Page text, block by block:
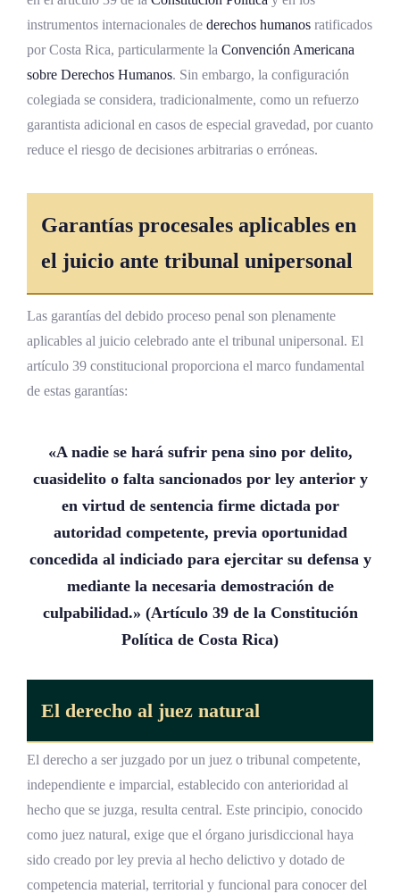
La transparencia digital y el acceso a la
Preguntas frecuentes sobre las causas
penales en tribunales unipersonales
¿Qué es un tribunal penal unipersonal en
Costa Rica?
¿Qué delitos conoce un juez penal
unipersonal?
¿Cuáles son las fases del proceso penal ante
¿Qué garantías procesales se aplican en el
juicio ante tribunal unipersonal?
¿Se puede recurrir la sentencia dictada por
un tribunal penal unipersonal?
unipersonal y uno colegiado en materia
penal?
¿Es necesario contar con un abogado en un
proceso penal ante tribunal unipersonal?
¿Qué protecciones existen para las víctimas
y testigos en el proceso ante tribunal
unipersonal?
¿Cómo se determina la competencia
¿Qué medidas alternativas al juicio pueden
aplicarse en causas ante tribunal
unipersonal?
Conclusiones sobre las causas penales en
tribunales unipersonales en Costa Rica
Referencias Bibliográficas
instrumentos internacionales de derechos humanos ratificados
por Costa Rica, particularmente la Convención Americana
sobre Derechos Humanos. Sin embargo, la configuración
colegiada se considera, tradicionalmente, como un refuerzo
garantista adicional en casos de especial gravedad, por cuanto
reduce el riesgo de decisiones arbitrarias o erróneas.
Garantías procesales aplicables en
el juicio ante tribunal unipersonal
Las garantías del debido proceso penal son plenamente
aplicables al juicio celebrado ante el tribunal unipersonal. El
artículo 39 constitucional proporciona el marco fundamental
de estas garantías:
«A nadie se hará sufrir pena sino por delito,
cuasidelito o falta sancionados por ley anterior y
en virtud de sentencia firme dictada por
autoridad competente, previa oportunidad
concedida al indiciado para ejercitar su defensay
mediante la necesaria demostración de
culpabilidad.» (Artículo 39 de la Constitución
Política de Costa Rica)
El derecho al juez natural
El derecho a ser juzgado por un juez o tribunal competente,
independiente e imparcial, establecido con anterioridad al
hecho que se juzga, resulta central. Este principio, conocido
como juez natural, exige que el órgano jurisdiccional haya
sido creado por ley previa al hecho delictivo y dotado de
competencia material, territorial y funcional para conocer del